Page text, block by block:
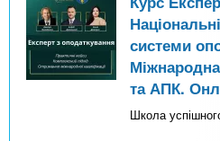
системи
та АПК.
Школа